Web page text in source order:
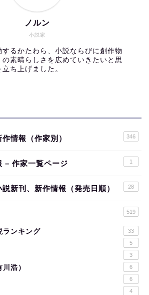
小説家
ノルン
るかたわら、小説ならびに創作物
の素晴らしさを広めていきたいと思
ち上げました。
情報（作家別） 346
– 作家一覧ページ 1
新刊、新作情報（発売日順） 28
519
ランキング 33
5
3
浩） 6
6
4